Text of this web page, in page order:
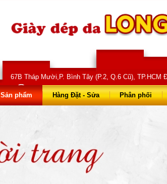
67B Tháp Mười,P. Bình Tây (P.2, Q.6 Cũ), TP.HCM
028 66 73 68 68 - 0903 823 714
Sản phẩm Hàng Đặt - Sửa Phân phối